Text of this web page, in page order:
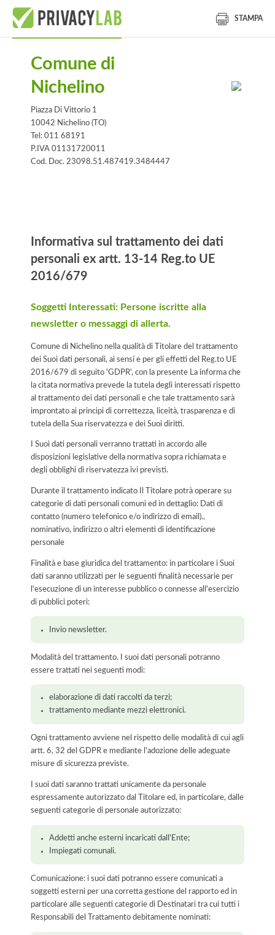
STAMPA
Comune di
Nichelino
Piazza Di Vittorio 1
10042 Nichelino (TO)
Tel: 011 68191
P.IVA 01131720011
Cod. Doc. 23098.51.487419.3484447
Informativa sul trattamento dei dati
personali ex artt. 13-14 Reg.to UE
2016/679
Soggetti Interessati: Persone iscritte alla
newsletter o messaggi di allerta.
Comune di Nichelino nella qualità di Titolare del trattamento
dei Suoi dati personali, ai sensi e per gli effetti del Reg.to UE
2016/679 di seguito 'GDPR', con la presente La informa che
la citata normativa prevede la tutela degli interessati rispetto
al trattamento dei dati personali e che tale trattamento sarà
improntato ai principi di correttezza, liceità, trasparenza e di
tutela della Sua riservatezza e dei Suoi diritti.
I Suoi dati personali verranno trattati in accordo alle
disposizioni legislative della normativa sopra richiamata e
degli obblighi di riservatezza ivi previsti.
Durante il trattamento indicato Il Titolare potrà operare su
categorie di dati personali comuni ed in dettaglio: Dati di
contatto (numero telefonico e/o indirizzo di email).,
nominativo, indirizzo o altri elementi di identificazione
personale
Finalità e base giuridica del trattamento: in particolare i Suoi
dati saranno utilizzati per le seguenti finalità necessarie per
l'esecuzione di un interesse pubblico o connesse all'esercizio
di pubblici poteri:
Invio newsletter.
Modalità del trattamento. I suoi dati personali potranno
essere trattati nei seguenti modi:
elaborazione di dati raccolti da terzi;
trattamento mediante mezzi elettronici.
Ogni trattamento avviene nel rispetto delle modalità di cui agli
artt. 6, 32 del GDPR e mediante l'adozione delle adeguate
misure di sicurezza previste.
I suoi dati saranno trattati unicamente da personale
espressamente autorizzato dal Titolare ed, in particolare, dalle
seguenti categorie di personale autorizzato:
Addetti anche esterni incaricati dall'Ente;
Impiegati comunali.
Comunicazione: i suoi dati potranno essere comunicati a
soggetti esterni per una corretta gestione del rapporto ed in
particolare alle seguenti categorie di Destinatari tra cui tutti i
Responsabili del Trattamento debitamente nominati: